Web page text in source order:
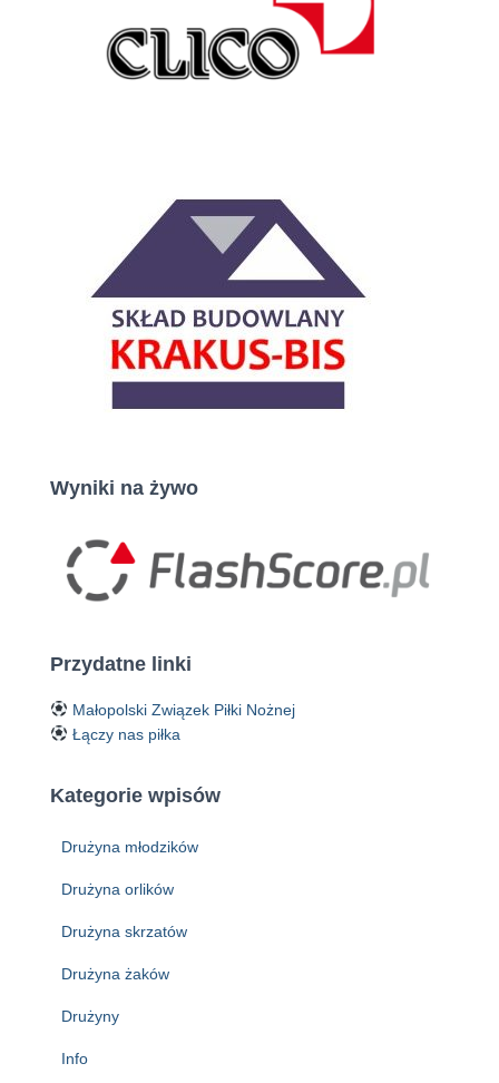
Wyniki na żywo
Przydatne linki
Małopolski Związek Piłki Nożnej
Łączy nas piłka
Kategorie wpisów
Drużyna młodzików
Drużyna orlików
Drużyna skrzatów
Drużyna żaków
Drużyny
Info